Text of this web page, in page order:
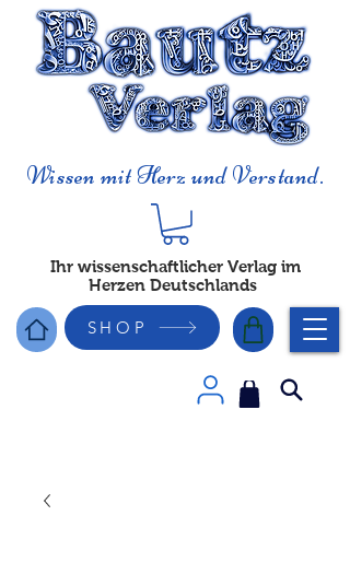
Wissen mit Herz und Verstand.
Ihr wissenschaftlicher Verlag im
Herzen Deutschlands
SHOP